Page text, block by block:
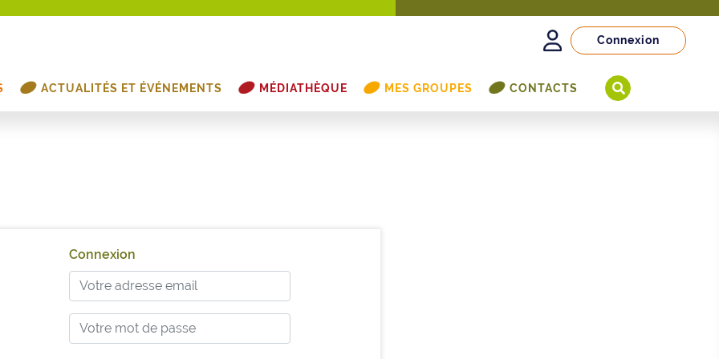
Connexion
ACTUALITÉS ET ÉVÉNEMENTS MÉDIATHÈQUE MES GROUPES CONTACTS
Connexion